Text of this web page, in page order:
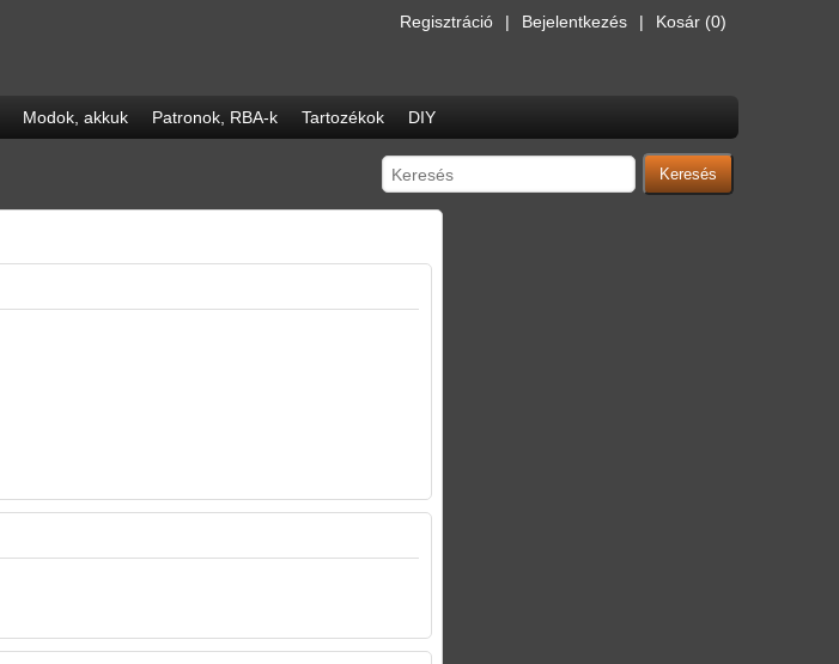
Regisztráció Bejelentkezés Kosár (0)
Modok, akkuk Patronok, RBA-k Tartozékok DIY